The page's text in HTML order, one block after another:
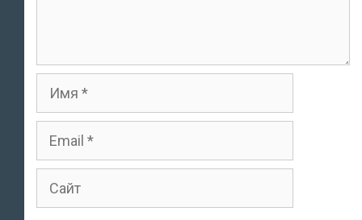
Имя
Email
Сайт